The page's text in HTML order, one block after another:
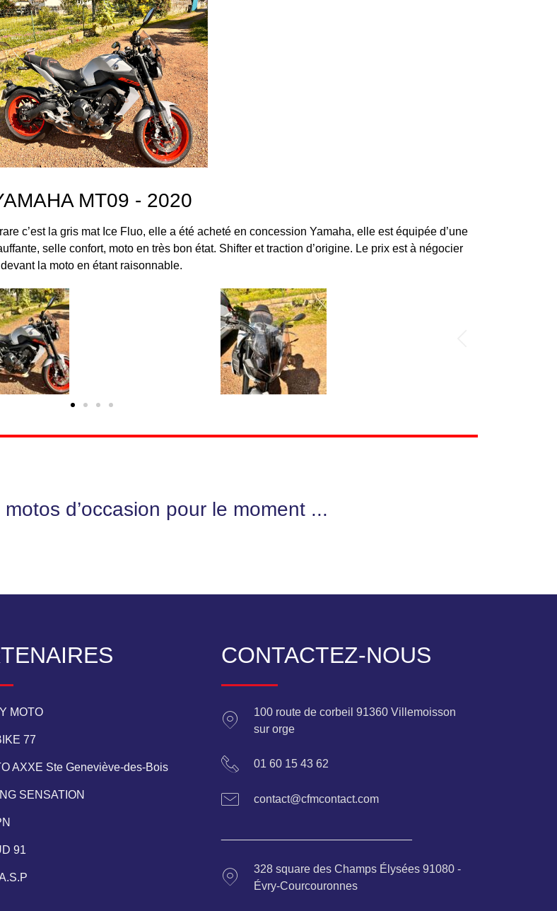
MT09 - 2020
c’est la gris mat Ice Fluo, elle a été acheté en concession Yamaha, elle est équipée d’une
selle confort, moto en très bon état. Shifter et traction d’origine. Le prix est à négocier
devant la moto en étant raisonnable.
d’occasion pour le moment ...
MOTO
77
AXXE Ste Geneviève-des-Bois
SENSATION
91
CONTACTEZ-NOUS
100 route de corbeil 91360 Villemoisson
sur orge
01 60 15 43 62
contact@cfmcontact.com
328 square des Champs Élysées 91080 -
Évry-Courcouronnes